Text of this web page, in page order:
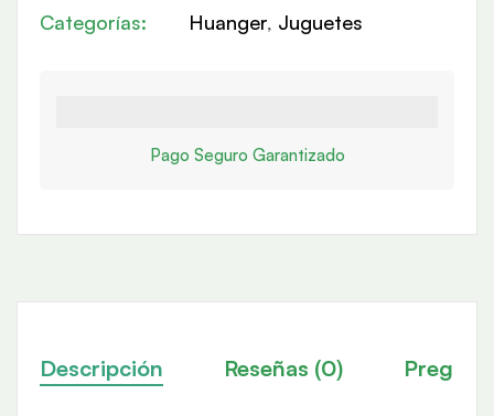
Categorías: Huanger, Juguetes
Pago Seguro Garantizado
Descripción Reseñas (0)